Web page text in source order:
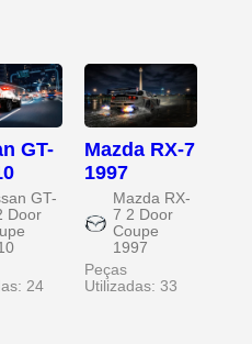
GT-
GT-
Door
24
Mazda RX-7
1997
Mazda RX-
7 2 Door
Coupe
1997
Peças
Utilizadas: 33